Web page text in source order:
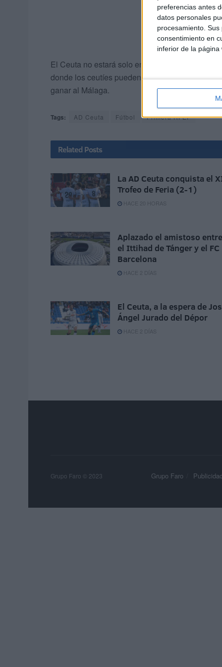
preferencias antes
datos personales
procesamiento.
consentimiento en
inferior de la página
El Ceuta no estará solo en este compromiso,
donde los ceutíes pueden seguir una semana
ganar al Málaga.
Tags: AD Ceuta Fútbol Primera RFEF
Related Posts
La AD Ceuta conquista el
Trofeo de Feria (2-1)
HACE 20 HORAS
Aplazado el amistoso entre
el Ittihad de Tánger y el FC
Barcelona
HACE 2 DÍAS
El Ceuta, a la espera de
Ángel Jurado del Dépor
HACE 2 DÍAS
Grupo Faro Publicidad
Grupo Faro © 2023